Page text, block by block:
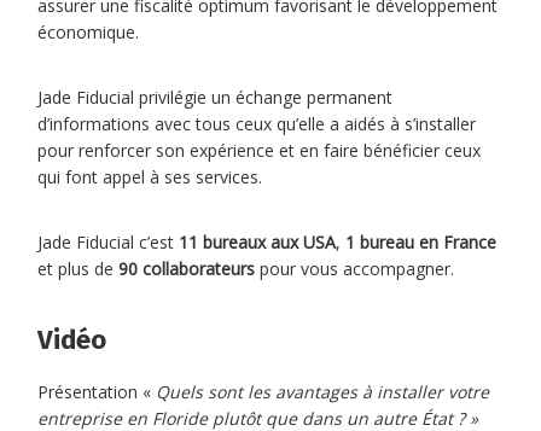
assurer une fiscalité optimum favorisant le développement
économique.
Jade Fiducial privilégie un échange permanent
d’informations avec tous ceux qu’elle a aidés à s’installer
pour renforcer son expérience et en faire bénéficier ceux
qui font appel à ses services.
Jade Fiducial c’est 11 bureaux aux USA, 1 bureau en France
et plus de90 collaborateurs pour vous accompagner.
Vidéo
Présentation « Quels sont les avantages à installer votre
entreprise en Floride plutôt que dans un autre État ?»